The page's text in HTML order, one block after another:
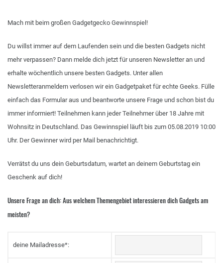
Mach mit beim großen Gadgetgecko Gewinnspiel!
Du willst immer auf dem Laufenden sein und die besten Gadgets nicht
mehr verpassen? Dann melde dich jetzt für unseren Newsletter an und
erhalte wöchentlich unsere besten Gadgets. Unter allen
Newsletteranmeldern verlosen wir ein Gadgetpaket für echte Geeks. Fülle
einfach das Formular aus und beantworte unsere Frage und schon bist du
immer informiert! Teilnehmen kann jeder Teilnehmer über 18 Jahre mit
Wohnsitz in Deutschland. Das Gewinnspiel läuft bis zum 05.08.2019 10:00
Uhr. Der Gewinner wird per Mail benachrichtigt.
Verrätst du uns dein Geburtsdatum, wartet an deinem Geburtstag ein
Geschenk auf dich!
Unsere Frage an dich: Aus welchem Themengebiet interessieren dich Gadgets am
meisten?
deine Mailadresse*: